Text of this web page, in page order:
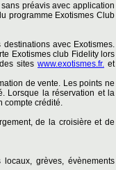
préavis avec application
programme Exotismes Club
avec Exotismes.
Exotismes club Fidelity lors
sites www.exotismes.fr. et
de vente. Les points ne
Lorsque la réservation et la
compte crédité.
de la croisière et de
grèves, évènements